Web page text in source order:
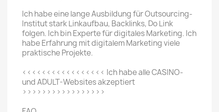
Ich habe eine lange Ausbildung für Outsourcing-
Institut stark Linkaufbau, Backlinks, Do Link
folgen. Ich bin Experte für digitales Marketing. Ich
habe Erfahrung mit digitalem Marketing viele
praktische Projekte.
<<<<<<<<<<<<<<<<< Ich habe alle CASINO-
und ADULT-Websites akzeptiert
>>>>>>>>>>>>>>>>>